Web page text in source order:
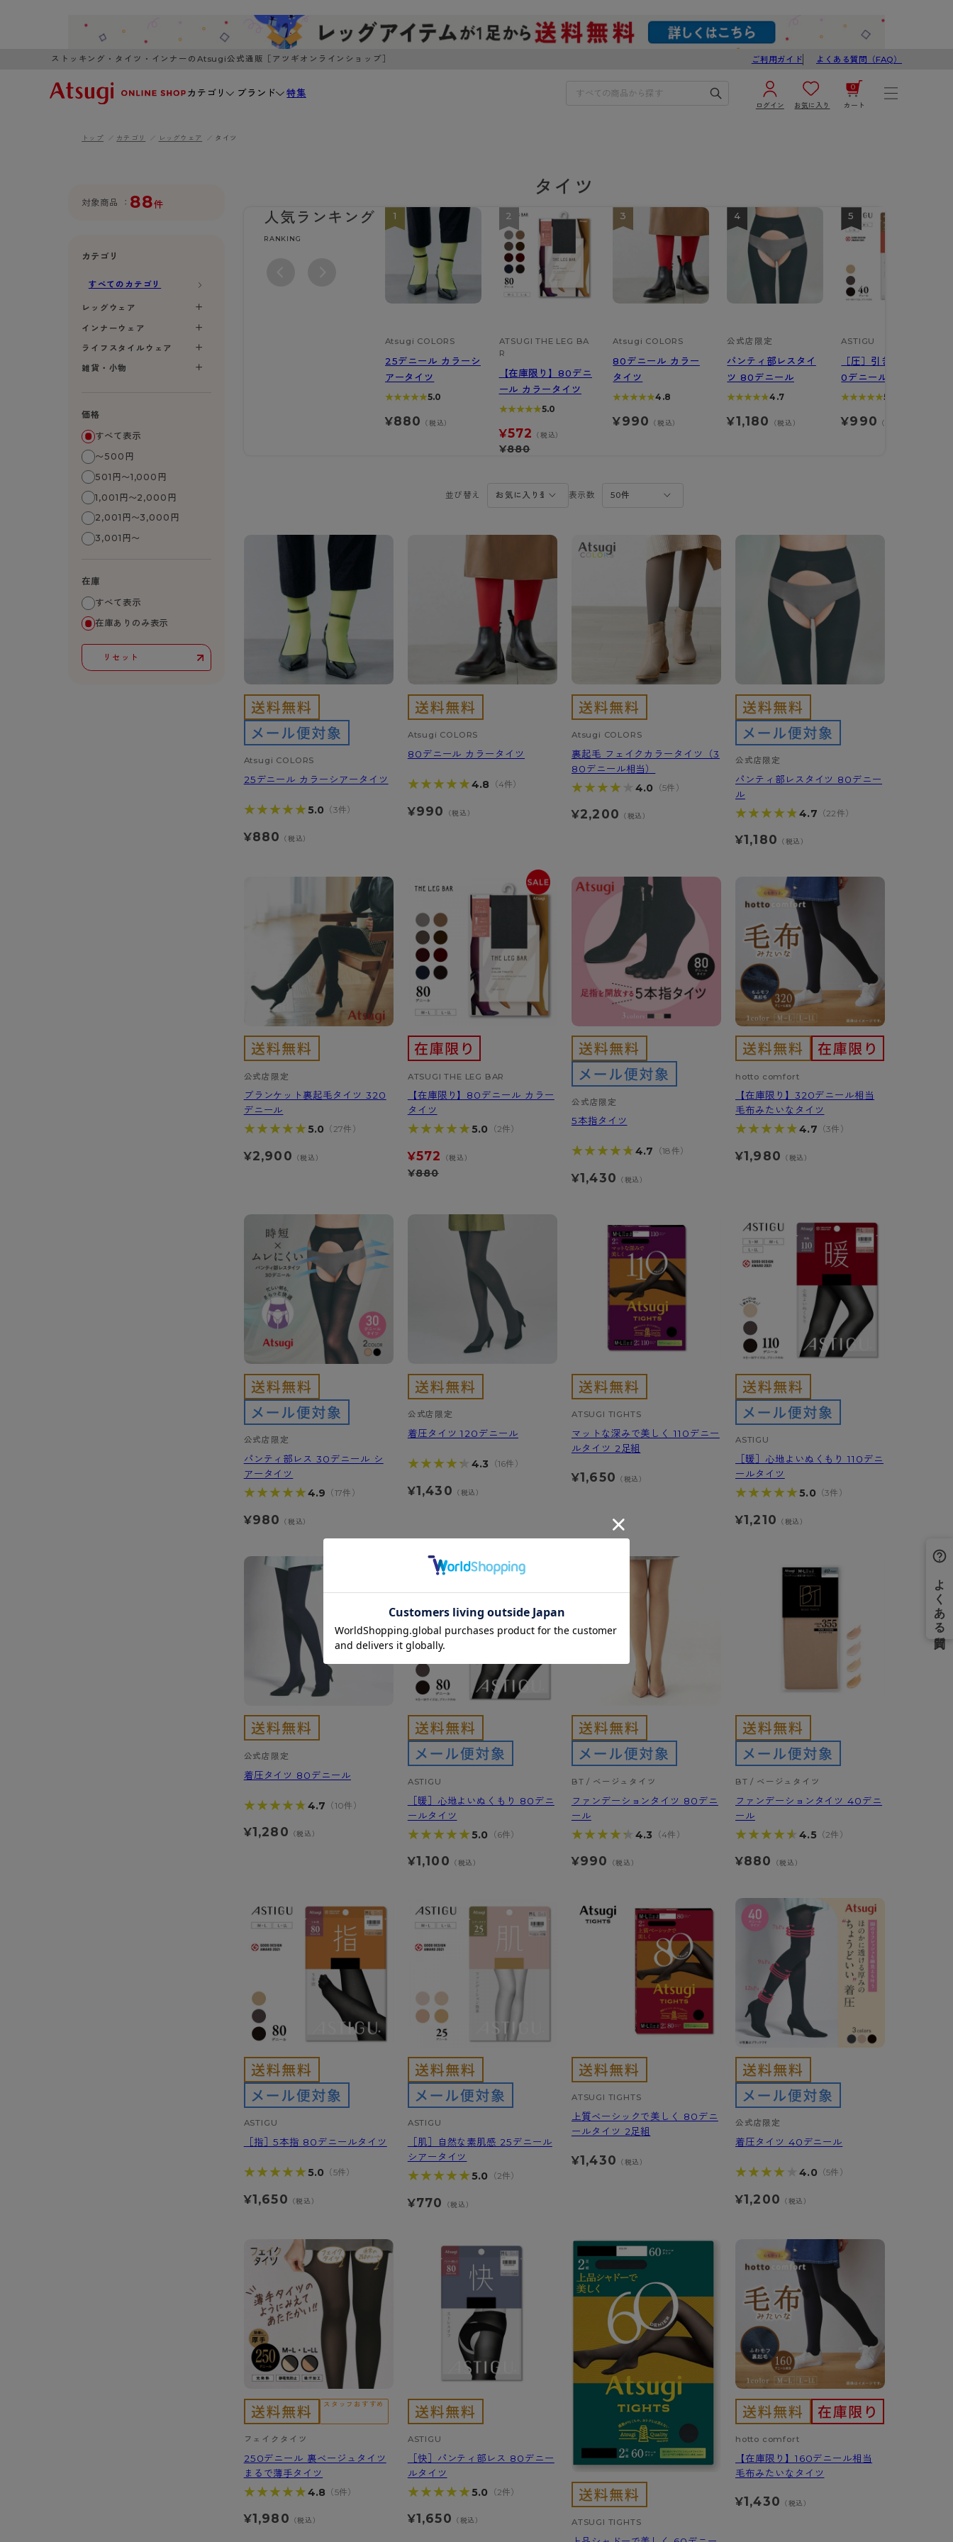
ストッキング・タイツ・インナーのAtsugi公式通販［アツギオンラインショップ］ ご利用ガイド よくある質問（FAQ）
カテゴリ
WOMEN MEN
カテゴリから探す
ストッキング
- ショート丈ストッキング
- 着圧ストッキング
- パンティ部レスストッキング
タイツ
- 柄タイツ
- ひざ下丈タイツ
- 着圧タイツ
ソックス・靴下
レギンス・スパッツ
インナーウェア
ライフスタイルウェア
ボトムス
トップス
ルームウェア・パジャマ
- スポーツトップス
- スポーツボトムス
雑貨・小物
レッグウエア
ソックス・靴下
スニーカー丈・くるぶし丈ソックス
ハイソックス
ボクサー
トランクス
Tバック・ビキニ
肌着・インナー
ルームウェア・パジャマ
レッグウエア
タイツ
クルー・レギュラー丈ソックス
スニーカー丈・くるぶし丈ソックス
ハイソックス
ノンワイヤーブラ
ワイヤーブラ
スポーツブラ
レギュラーショーツ
サニタリーショーツ
ブランド
アスティーグ クリアビューティアクティブ スゴスト
hotto comfort Atsugi COLORS BT
みんなの、みんなの。 CLINICAL ハイジュニ
ブランド一覧へ
特集
ログイン お気に入り カート
0
3,980円以上のご購入で送料無料
WOMEN
レッグウェア
ストッキング
- 無地ストッキング
- 柄ストッキング
- ショート丈ストッキング
- 無地タイツ
- 柄タイツ
- ひざ下丈タイツ
- 着圧タイツ
ソックス・靴下
レギンス・スパッツ
インナーウェア
ブラジャー
- ノンワイヤーブラ
- ワイヤーブラ
- レギュラーショーツ
- サニタリーショーツ
- ガードル・補正ショーツ
- 長袖（七分袖以上）
- タンクトップ
- カップ付きインナー
ライフスタイルウェア
ボトムス
トップス
アクティブ・スポーツ
- スポーツブラ
- スポーツトップス
- スポーツボトムス
雑貨・小物
レッグウエア
ソックス・靴下
スニーカー丈・くるぶし丈ソックス
ハイソックス
インナーウエア
ボクサー
トランクス
Tバック・ビキニ
肌着・インナー
ボトムス
トップス
ルームウェア・パジャマ
レッグウエア
タイツ
クルー・レギュラー丈ソックス
スニーカー丈・くるぶし丈ソックス
ハイソックス
スクールソックス
インナーウエア
ノンワイヤーブラ
ワイヤーブラ
スポーツブラ
ショーツ
レギュラーショーツ
サニタリーショーツ
ボクサー
商品選びのお手伝い
お悩み別ガードル
タイツの選び方
ご利用ガイド
はじめての方へ
お支払い方法について
返品・交換について
トップ カテゴリ レッグウェア タイツ
対象商品 88件
カテゴリ
すべてのカテゴリ
レッグウェア
インナーウェア
ライフスタイルウェア
雑貨・小物
価格
すべて表示
〜500円
501円〜1,000円
1,001円〜2,000円
2,001円〜3,000円
3,001円〜
在庫
すべて表示
在庫ありのみ表示
リセット
タイツ
人気ランキング
RANKING
1
Atsugi COLORS
25デニール カラーシ
アータイツ
★★★★★
★★★★★5.0
¥880 （税込）
2
ATSUGI THE LEG BA
R
【在庫限り】80デニ
ール カラータイツ
★★★★★
★★★★★5.0
¥572 （税込）
¥880
3
Atsugi COLORS
80デニール カラー
タイツ
★★★★★
★★★★★4.8
¥990 （税込）
4
公式店限定
パンティ部レスタイ
ツ 80デニール
★★★★★
★★★★★4.7
¥1,180 （税込）
5
ASTIGU
［圧］引き締める 4
0デニールタイツ
★★★★★
★★★★★5.0
¥990 （税込）
並び替え 表示数
Atsugi COLORS
25デニール カラーシアータイツ
★★★★★
★★★★★5.0 （3件）
¥880 （税込）
Atsugi COLORS
80デニール カラータイツ
★★★★★
★★★★★ 4.8 （4件）
¥990 （税込）
Atsugi COLORS
裏起毛 フェイクカラータイツ（3
80デニール相当）
★★★★★
★★★★★ 4.0 （5件）
¥2,200 （税込）
公式店限定
パンティ部レスタイツ 80デニー
ル
★★★★★
★★★★★ 4.7 （22件）
¥1,180 （税込）
公式店限定
ブランケット裏起毛タイツ 320
デニール
★★★★★
★★★★★5.0 （27件）
¥2,900 （税込）
ATSUGI THE LEG BAR
【在庫限り】80デニール カラー
タイツ
★★★★★
★★★★★5.0 （2件）
¥572 （税込）
¥880
公式店限定
5本指タイツ
★★★★★
★★★★★ 4.7 （18件）
¥1,430 （税込）
hotto comfort
【在庫限り】320デニール相当
毛布みたいなタイツ
★★★★★
★★★★★ 4.7 （3件）
¥1,980 （税込）
公式店限定
パンティ部レス 30デニール シ
アータイツ
★★★★★
★★★★★4.9 （17件）
¥980 （税込）
公式店限定
着圧タイツ 120デニール
★★★★★
★★★★★ 4.3 （16件）
¥1,430 （税込）
ATSUGI TIGHTS
マットな深みで美しく 110デニー
ルタイツ 2足組
¥1,650 （税込）
ASTIGU
［暖］心地よいぬくもり 110デニ
ールタイツ
★★★★★
★★★★★5.0 （3件）
¥1,210 （税込）
公式店限定
着圧タイツ 80デニール
★★★★★
★★★★★ 4.7 （10件）
¥1,280 （税込）
ASTIGU
［暖］心地よいぬくもり 80デニ
ールタイツ
★★★★★
★★★★★5.0 （6件）
¥1,100 （税込）
BT / ベージュタイツ
ファンデーションタイツ 80デニ
ール
★★★★★
★★★★★ 4.3 （4件）
¥990 （税込）
BT / ベージュタイツ
ファンデーションタイツ 40デニ
ール
★★★★★
★★★★★ 4.5 （2件）
¥880 （税込）
ASTIGU
［指］5本指 80デニールタイツ
★★★★★
★★★★★5.0 （5件）
¥1,650 （税込）
ASTIGU
［肌］自然な素肌感 25デニール
シアータイツ
★★★★★
★★★★★5.0 （2件）
¥770 （税込）
ATSUGI TIGHTS
上質ベーシックで美しく 80デニ
ールタイツ 2足組
¥1,430 （税込）
公式店限定
着圧タイツ 40デニール
★★★★★
★★★★★ 4.0 （5件）
¥1,200 （税込）
スタッフおすすめ
フェイクタイツ
250デニール 裏ベージュタイツ
まるで薄手タイツ
★★★★★
★★★★★ 4.8 （5件）
¥1,980 （税込）
ASTIGU
［快］パンティ部レス 80デニー
ルタイツ
★★★★★
★★★★★5.0 （2件）
¥1,650 （税込） ATSUGI TIGHTS
hotto comfort
【在庫限り】160デニール相当
毛布みたいなタイツ
¥1,430 （税込）